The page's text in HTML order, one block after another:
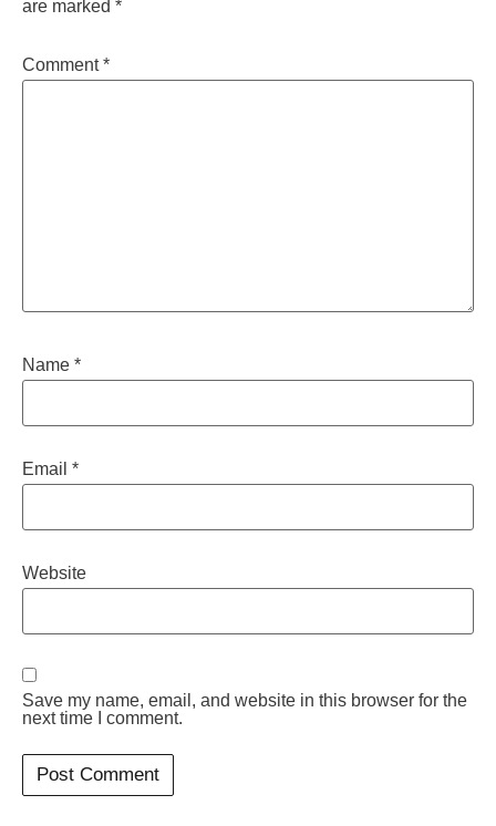
are marked *
Comment*
Name *
Email *
Website
Save my name, email, and website in this browser for the
next time I comment.